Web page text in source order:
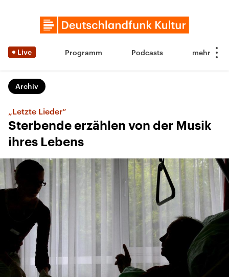
Live Programm Podcasts
Archiv
„Letzte Lieder“
Sterbende erzählen von der Musik
ihres Lebens